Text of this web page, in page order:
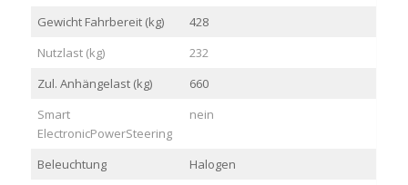
Gewicht Fahrbereit (kg)
428
Nutzlast (kg)
232
Zul. Anhängelast (kg)
660
Smart
ElectronicPowerSteering
nein
Beleuchtung
Halogen